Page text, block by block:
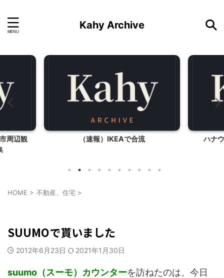
Kahy Archive
周辺観
（速報）IKEAで合流 ハナ
HOME > 不動産、住宅 >
SUUMOで貰いました
2012年6月23日 2021年1月30日
suumo（スーモ）カウンターを訪ねたのは、今日